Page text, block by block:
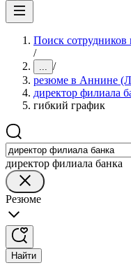
Поиск сотрудников
/
... /
резюме в Аннине
директор филиала
гибкий график
директор филиала банка
Резюме
Найти